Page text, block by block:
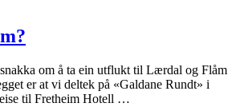
om å ta ein utflukt til Lærdal og Flåm
er at vi deltek på «Galdane Rundt» i
til Fretheim Hotell …